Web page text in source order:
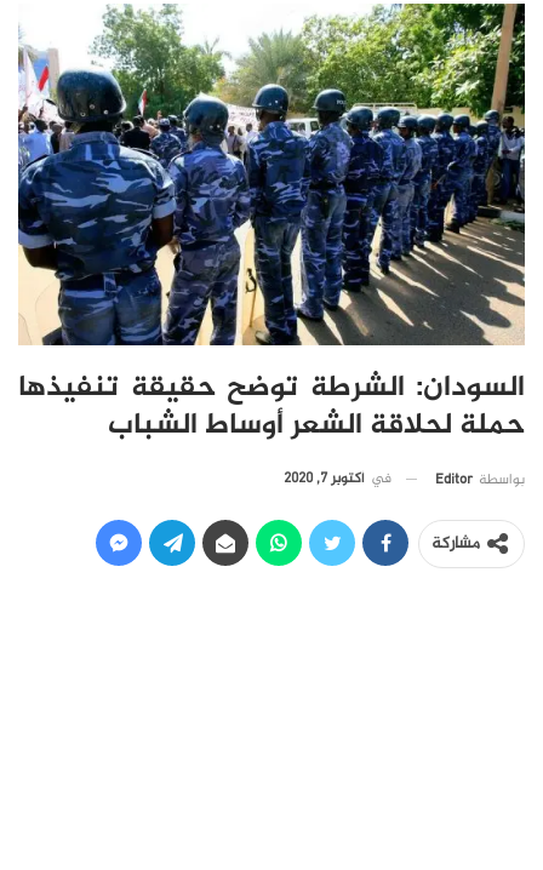
السودان: الشرطة توضح حقيقة تنفيذها
حملة لحلاقة الشعر أوساط الشباب
بواسطة Editor في أكتوبر 7, 2020
مشاركة